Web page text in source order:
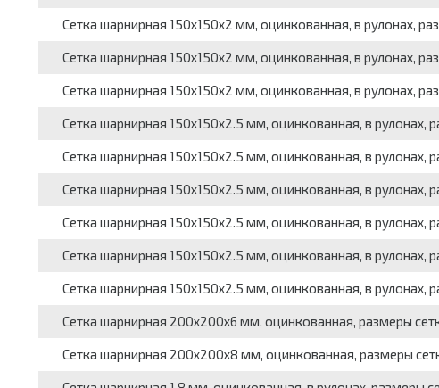
Сетка шарнирная 150x150x2 мм, оцинкованная, в рулонах,
Сетка шарнирная 150x150x2 мм, оцинкованная, в рулонах,
Сетка шарнирная 150x150x2 мм, оцинкованная, в рулонах,
Сетка шарнирная 150x150x2.5 мм, оцинкованная, в рулонах,
Сетка шарнирная 150x150x2.5 мм, оцинкованная, в рулонах,
Сетка шарнирная 150x150x2.5 мм, оцинкованная, в рулонах,
Сетка шарнирная 150x150x2.5 мм, оцинкованная, в рулонах,
Сетка шарнирная 150x150x2.5 мм, оцинкованная, в рулонах,
Сетка шарнирная 150x150x2.5 мм, оцинкованная, в рулонах,
Сетка шарнирная 200x200x6 мм, оцинкованная, размеры
Сетка шарнирная 200x200x8 мм, оцинкованная, размеры